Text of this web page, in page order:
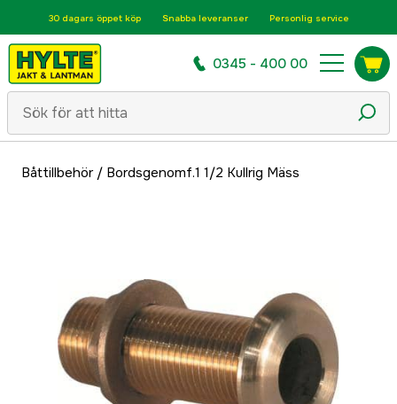
30 dagars öppet köp Snabba leveranser Personlig service
0345 - 400 00
Båttillbehör/ Bordsgenomf.1 1/2 Kullrig Mäss